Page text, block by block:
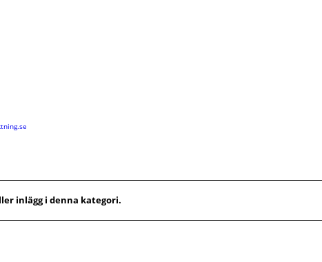
inlägg i denna kategori.